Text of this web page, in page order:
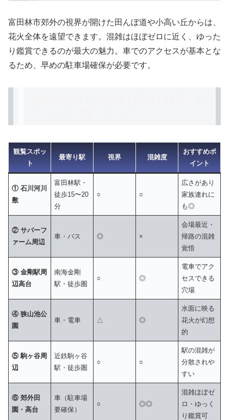
富田林市郊外の視界が開けた田んぼ道や小高い丘からは、
花火全体を遠望できます。混雑はほぼゼロに近く、ゆった
り鑑賞できるのが最大の魅力。車でのアクセスが基本とな
るため、早めの駐車場確保が必要です。
観覧スポッ
ト
最寄り駅 視界 混雑度
おすすめポ
イント
① 石川河川
敷
富田林駅・
徒歩15〜20
分
○ ○
広さがあり
家族連れに
も◎
② サバーフ
ァーム周辺
車・バス ◎ ×
会場最近・
帰路の混雑
覚悟
③ 金剛駅周
辺高台
南海金剛
駅・徒歩圏
○ ◎
電車でアク
セスできる
穴場
④ 狭山池公
園
車・電車 △ ◎
水面に映る
花火が幻想
的
⑤ 駒ヶ谷周
辺
近鉄駒ヶ谷
駅・徒歩圏
○ ○
駅の混雑が
分散されや
すい
⑥ 郊外田
園・高台
車（駐車場
要確保）
○ ◎◎
混雑ほぼゼ
ロ・ゆっく
り鑑賞可